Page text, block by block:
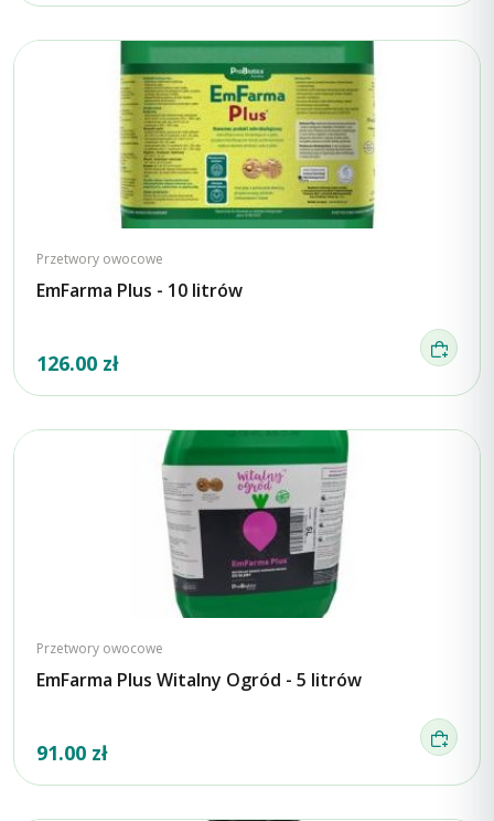
Przetwory owocowe
EmFarma Plus - 10 litrów
126.00 zł
Przetwory owocowe
EmFarma Plus Witalny Ogród - 5 litrów
91.00 zł